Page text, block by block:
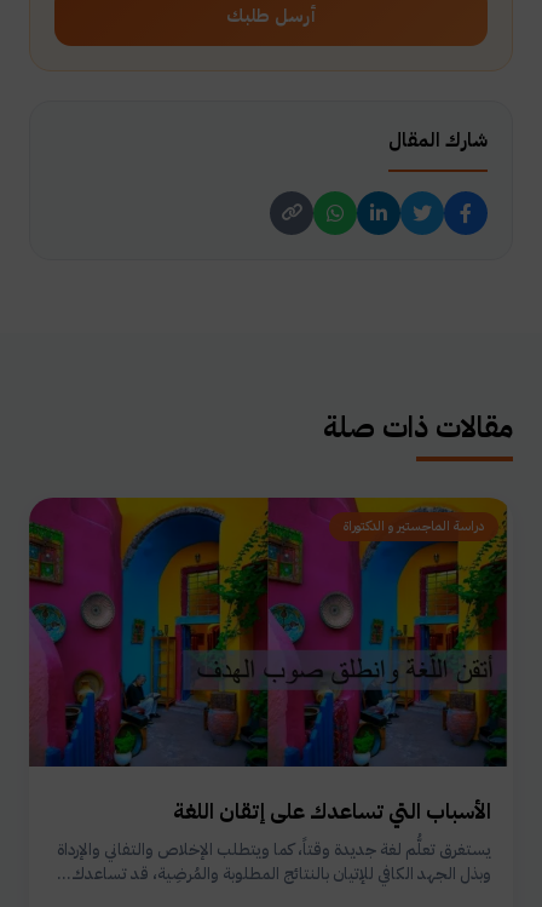
أرسل طلبك
شارك المقال
مقالات ذات صلة
دراسة الماجستير و الدكتوراة
الأسباب التي تساعدك على إتقان اللغة
يستغرق تعلُّم لغة جديدة وقتاً، كما ويتطلب الإخلاص والتفاني والإرداة
وبذل الجهد الكافي للإتيان بالنتائج المطلوبة والمُرضِية، قد تساعدك...